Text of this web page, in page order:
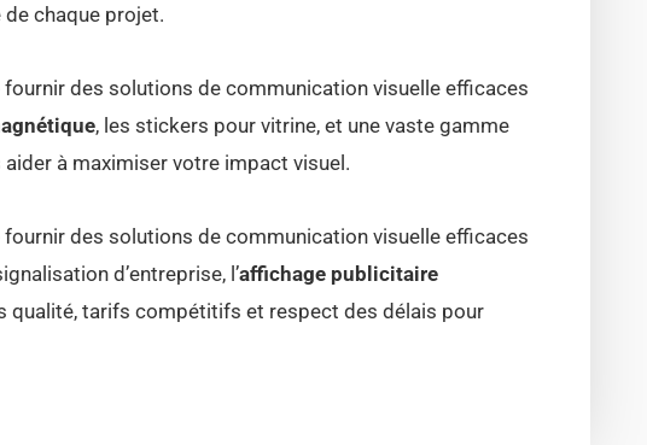
de chaque projet.
des solutions de communication visuelle efficaces
, les stickers pour vitrine, et une vaste gamme
à maximiser votre impact visuel.
des solutions de communication visuelle efficaces
d’entreprise, l’affichage publicitaire
qualité, tarifs compétitifs et respect des délais pour